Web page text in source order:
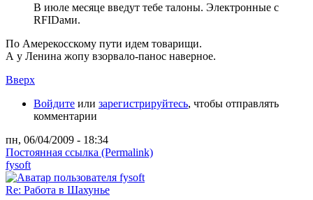
В июле месяце введут тебе талоны. Электронные с
RFIDами.
По Амерекосскому пути идем товарищи.
А у Ленина жопу взорвало-панос наверное.
Вверх
Войдите или зарегистрируйтесь, чтобы отправлять
комментарии
пн, 06/04/2009 - 18:34
Постоянная ссылка (Permalink)
fysoft
Re: Работа в Шахунье